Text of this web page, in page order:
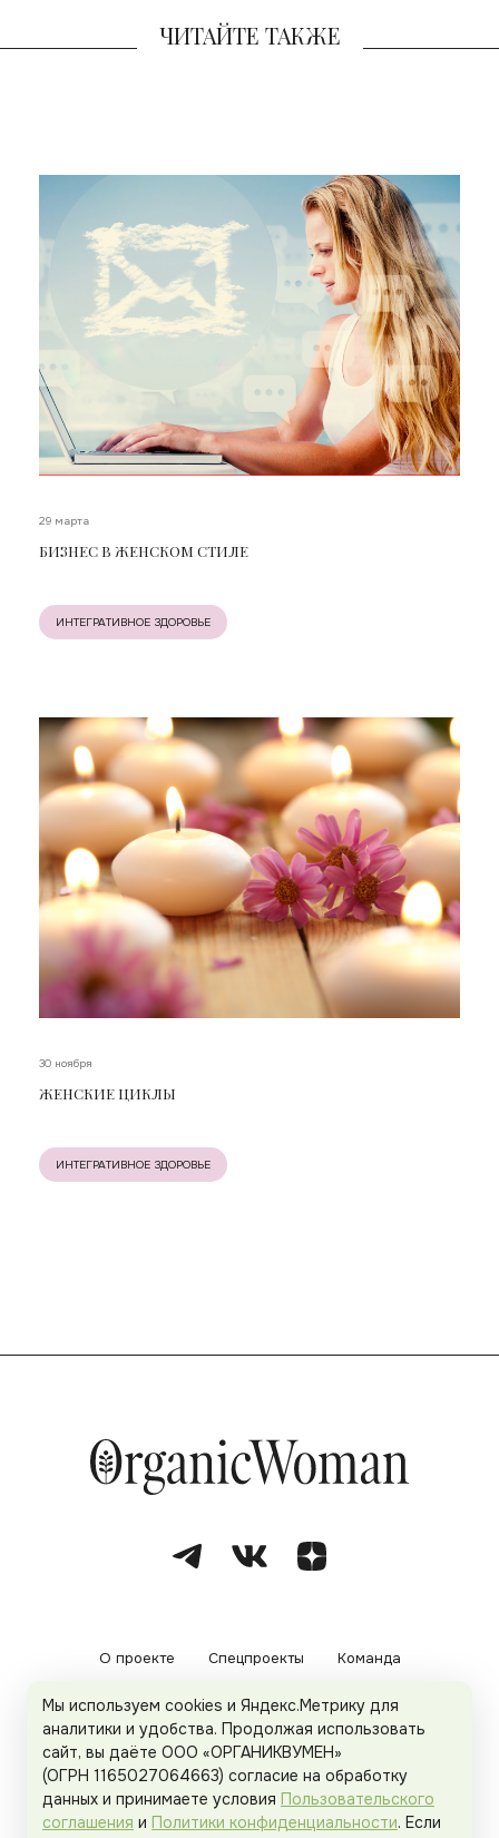
ЧИТАЙТЕ ТАКЖЕ
29 марта
БИЗНЕС В ЖЕНСКОМ СТИЛЕ
ИНТЕГРАТИВНОЕ ЗДОРОВЬЕ
30 ноября
ЖЕНСКИЕ ЦИКЛЫ
ИНТЕГРАТИВНОЕ ЗДОРОВЬЕ
О проекте Спецпроекты Команда
Рекламодателям Политика конфиденциальности
Пользовательское соглашение
Мы используем cookies и Яндекс.Метрику для
аналитики и удобства. Продолжая использовать
сайт, вы даёте ООО «ОРГАНИКВУМЕН»
(ОГРН 1165027064663) согласие на обработку
данных и принимаете условия Пользовательского
соглашения и Политики конфиденциальности. Если